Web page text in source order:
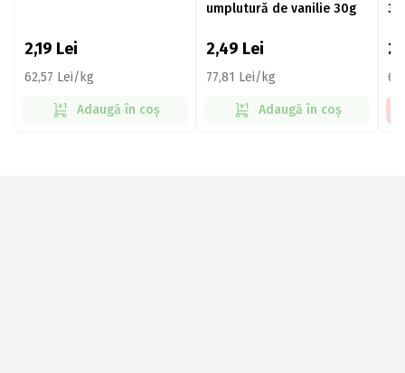
2,19 Lei
62,57 Lei/kg
Adaugă în coș
umplutură de vanilie 30g
2,49 Lei
77,81 Lei/kg
Adaugă în coș